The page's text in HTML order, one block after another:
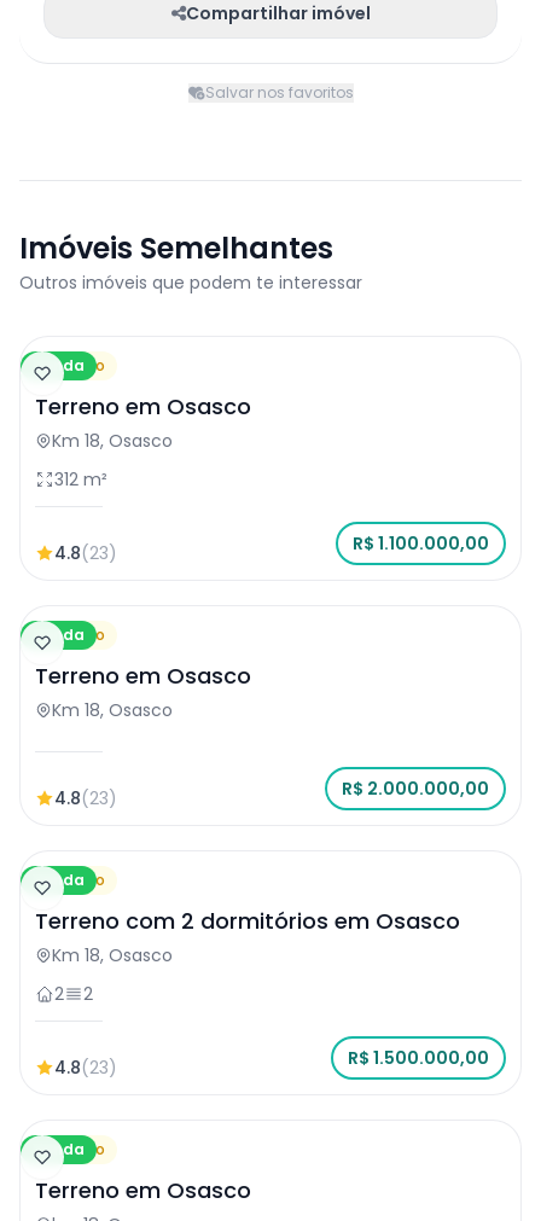
Compartilhar imóvel
Salvar nos favoritos
Imóveis Semelhantes
Outros imóveis que podem te interessar
Venda
Terreno
Terreno em Osasco
Km 18, Osasco
312 m²
4.8(23) R$ 1.100.000,00
Venda
Terreno
Terreno em Osasco
Km 18, Osasco
4.8(23) R$ 2.000.000,00
Venda
Terreno
Terreno com 2 dormitórios em Osasco
Km 18, Osasco
2
2
4.8(23) R$ 1.500.000,00
Venda
Terreno
Terreno em Osasco